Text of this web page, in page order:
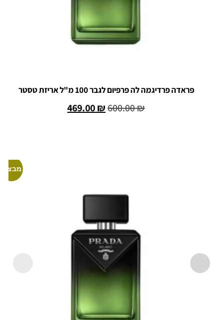
פראדה פרדיגמה לה פרפיום לגבר 100 מ"ל אריזת טסטר
600.00₪
469.00₪
מבצע!